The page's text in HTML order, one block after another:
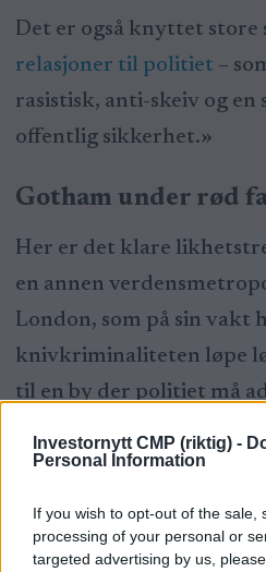
Investornytt CMP (riktig) -
Personal Information
If you wish to opt-out of the sale,
processing of your personal or
targeted advertising by us,
Det er også knyttet store
relasjoner til politiet –
rasistisk, anti-skeiv og
offentlig sikkerhet.»
Gotham under rød
Her er det klare
en annen
London, som på sin vakt
knivkriminaliteten løpe
til en by der politiet må
motorsykkelrøvere
Med Mamdani som